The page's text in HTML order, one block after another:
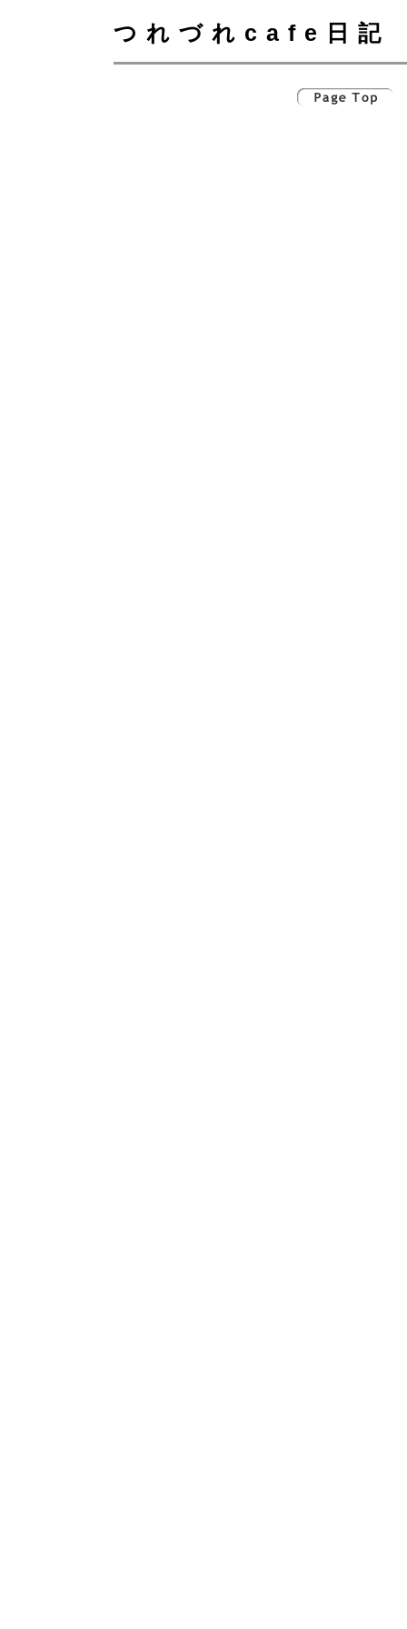
つれづれcafe日記